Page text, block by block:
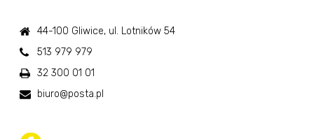
44-100 Gliwice, ul. Lotników 54
513 979 979
32 300 01 01
biuro@posta.pl